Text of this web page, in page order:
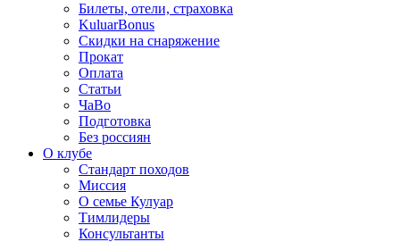
Билеты, отели, страховка
KuluarBonus
Скидки на снаряжение
Прокат
Оплата
Статьи
ЧаВо
Подготовка
Без россиян
О клубе
Стандарт походов
Миссия
О семье Кулуар
Тимлидеры
Консультанты